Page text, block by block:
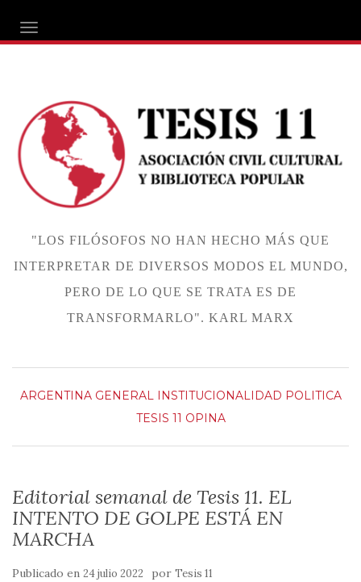
ALTERNAR NAVEGACIÓN
"LOS FILÓSOFOS NO HAN HECHO MÁS QUE
INTERPRETAR DE DIVERSOS MODOS EL MUNDO,
PERO DE LO QUE SE TRATA ES DE
TRANSFORMARLO". KARL MARX
ARGENTINA GENERAL INSTITUCIONALIDAD POLITICA
TESIS 11 OPINA
Editorial semanal de Tesis 11. EL
INTENTO DE GOLPE ESTÁ EN
MARCHA
Publicado en 24 julio 2022 por Tesis 11